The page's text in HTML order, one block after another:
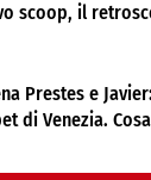
scoop, il
Prestes e
di Venezia.